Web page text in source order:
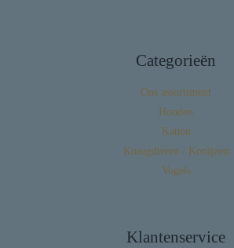
Categorieën
Ons assortiment
Honden
Katten
Knaagdieren / Konijnen
Vogels
Klantenservice